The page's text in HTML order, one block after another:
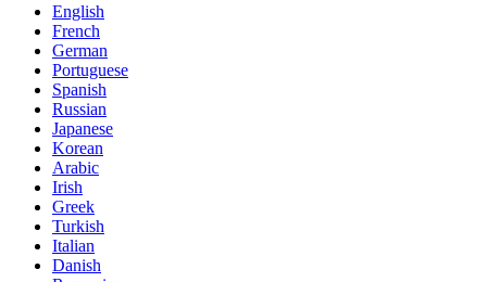
English
French
German
Portuguese
Spanish
Russian
Japanese
Korean
Arabic
Irish
Greek
Turkish
Italian
Danish